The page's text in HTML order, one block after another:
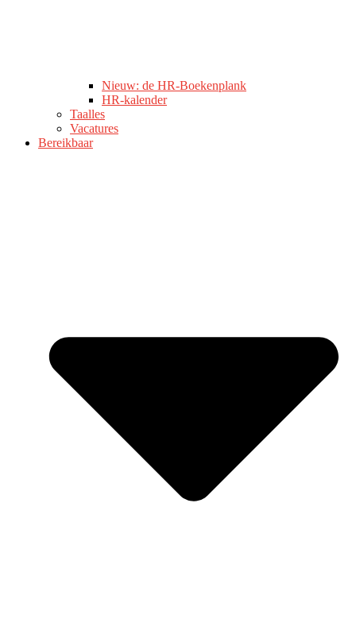
Nieuw: de HR-Boekenplank
HR-kalender
Taalles
Vacatures
Bereikbaar